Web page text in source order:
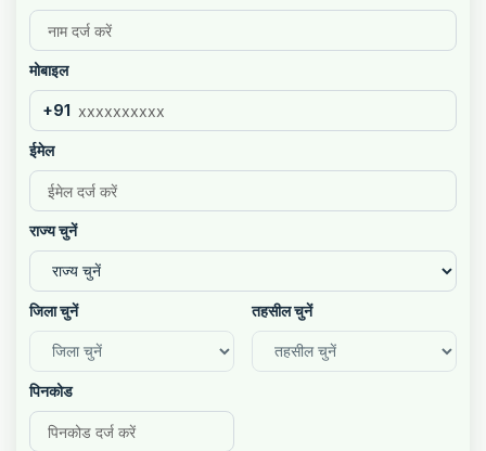
मोबाइल
+91
ईमेल
राज्य चुनें
जिला चुनें तहसील चुनें
पिनकोड